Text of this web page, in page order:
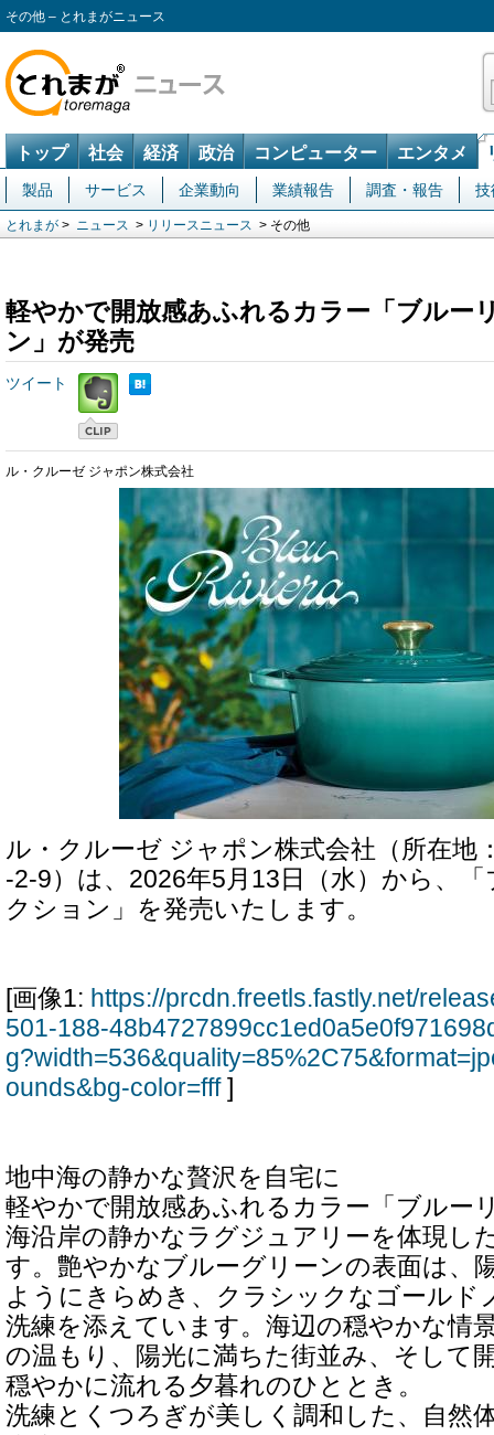
その他 – とれまがニュース
トップ 社会 経済 政治 コンピューター エンタメ
製品 サービス 企業動向 業績報告 調査・報告 技
とれまが > ニュース > リリースニュース > その他
軽やかで開放感あふれるカラー「ブルー
ン」が発売
ツイート
ル・クルーゼ ジャポン株式会社
ル・クルーゼ ジャポン株式会社（所在地
‐2‐9）は、2026年5月13日（水）から、
クション」を発売いたします。
[画像1: https://prcdn.freetls.fastly.net/
501-188-
ounds&bg-color=fff]
地中海の静かな贅沢を自宅に
軽やかで開放感あふれるカラー「ブルー
海沿岸の静かなラグジュアリーを体現し
す。艶やかなブルーグリーンの表面は、
ようにきらめき、クラシックなゴールド
洗練を添えています。海辺の穏やかな情
の温もり、陽光に満ちた街並み、そして
穏やかに流れる夕暮れのひととき。
洗練とくつろぎが美しく調和した、自然